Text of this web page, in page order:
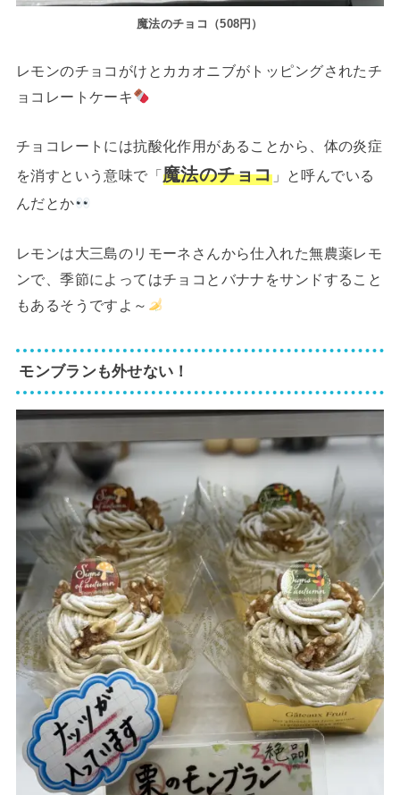
魔法のチョコ（508円）
レモンのチョコがけとカカオニブがトッピングされたチ
ョコレートケーキ
チョコレートには抗酸化作用があることから、体の炎症
を消すという意味で「 魔法のチョコ」と呼んでいる
んだとか
レモンは大三島のリモーネさんから仕入れた無農薬レモ
ンで、季節によってはチョコとバナナをサンドすること
もあるそうですよ～
モンブランも外せない！